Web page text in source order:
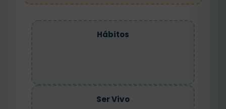
Hábitos
Ser Vivo